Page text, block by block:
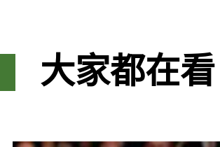
大家都在看